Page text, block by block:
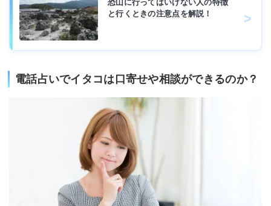
恐山に行ってはいけない人の特徴
と行くときの注意点を解説！
電話占いでイタコは口寄せや相談ができるのか？